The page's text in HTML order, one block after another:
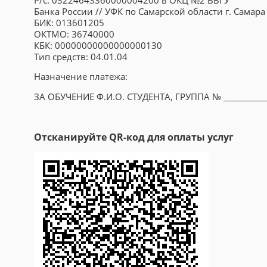
Банка России // УФК по Самарской области г. Самара
БИК: 013601205
ОКТМО: 36740000
КБК: 00000000000000000130
Тип средств: 04.01.04
Назначение платежа:
ЗА ОБУЧЕНИЕ Ф.И.О. СТУДЕНТА, ГРУППА №
Отсканируйте QR-код для оплаты услуг